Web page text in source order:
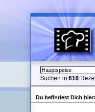
Suchen in 616
Du befindest Dich hier: